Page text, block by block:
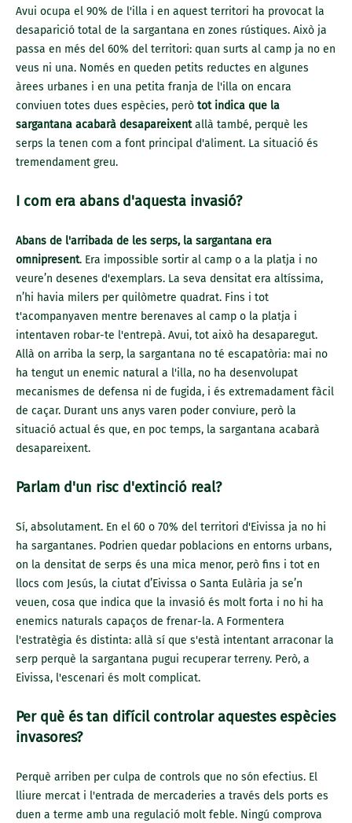
Avui ocupa el 90% de l'illa i en aquest territori ha provocat la
desaparició total de la sargantana en zones rústiques. Això ja
passa en més del 60% del territori: quan surts al camp ja no en
veus ni una. Només en queden petits reductes en algunes
àrees urbanes i en una petita franja de l'illa on encara
conviuen totes dues espècies, però tot indica que la
sargantana acabarà desapareixentallà també, perquè les
serps la tenen com a font principal d'aliment. La situació és
tremendament greu.
I com era abans d'aquesta invasió?
Abans de l'arribada de les serps, la sargantana era
omnipresent. Era impossible sortir al camp o a la platja i no
veure’n desenes d'exemplars. La seva densitat era altíssima,
n’hi havia milers per quilòmetre quadrat. Fins i tot
t'acompanyaven mentre berenaves al camp o la platja i
intentaven robar-te l'entrepà. Avui, tot això ha desaparegut.
Allà on arriba la serp, la sargantana no té escapatòria: mai no
ha tengut un enemic natural a l'illa, no ha desenvolupat
mecanismes de defensa ni de fugida, i és extremadament fàcil
de caçar. Durant uns anys varen poder conviure, però la
situació actual és que, en poc temps, la sargantana acabarà
desapareixent.
Parlam d'un risc d'extinció real?
Sí, absolutament. En el 60 o 70% del territori d'Eivissa ja no hi
ha sargantanes. Podrien quedar poblacions en entorns urbans,
on la densitat de serps és una mica menor, però fins i tot en
llocs com Jesús, la ciutat d’Eivissa o Santa Eulària ja se’n
veuen, cosa que indica que la invasió és molt forta i no hi ha
enemics naturals capaços de frenar-la. A Formentera
l'estratègia és distinta: allà sí que s'està intentant arraconar la
serp perquè la sargantana pugui recuperar terreny. Però, a
Eivissa, l'escenari és molt complicat.
Per què és tan difícil controlar aquestes espècies
invasores?
Perquè arriben per culpa de controls que no són efectius. El
lliure mercat i l'entrada de mercaderies a través dels ports es
duen a terme amb una regulació molt feble. Ningú comprova